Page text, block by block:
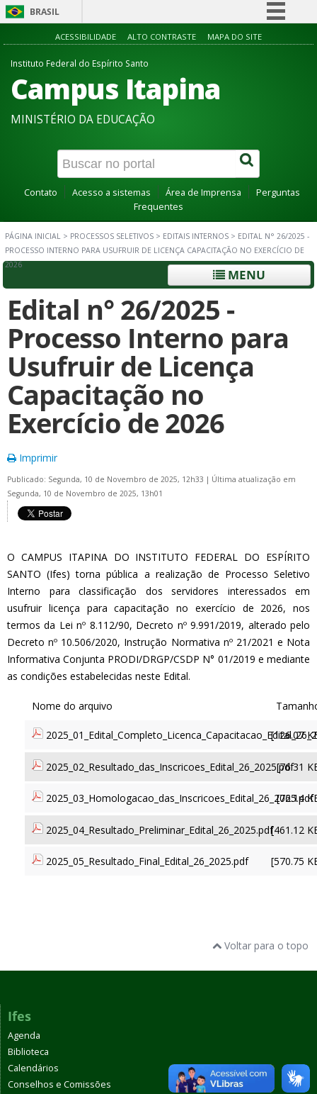
BRASIL
Simplifique!
Acesso à informação
Canais
ACESSIBILIDADE ALTO CONTRASTE MAPA DO SITE
Instituto Federal do Espírito Santo
Campus Itapina
MINISTÉRIO DA EDUCAÇÃO
Contato Acesso a sistemas Área de Imprensa
Perguntas
Frequentes
PÁGINA INICIAL > PROCESSOS SELETIVOS > EDITAIS INTERNOS > EDITAL N° 26/2025 -
PROCESSO INTERNO PARA USUFRUIR DE LICENÇA CAPACITAÇÃO NO EXERCÍCIO DE
2026
MENU
Edital n° 26/2025 -
Processo Interno para
Usufruir de Licença
Capacitação no
Exercício de 2026
Imprimir
Publicado: Segunda, 10 de Novembro de 2025, 12h33 | Última atualização em
Segunda, 10 de Novembro de 2025, 13h01
O CAMPUS ITAPINA DO INSTITUTO FEDERAL DO ESPÍRITO
SANTO (Ifes) torna pública a realização de Processo Seletivo
Interno para classificação dos servidores interessados em
usufruir licença para capacitação no exercício de 2026, nos
termos da Lei nº 8.112/90, Decreto nº 9.991/2019, alterado pelo
Decreto nº 10.506/2020, Instrução Normativa nº 21/2021 e Nota
Informativa Conjunta PRODI/DRGP/CSDP N° 01/2019 e mediante
as condições estabelecidas neste Edital.
[126.07
2025_02_Resultado_das_Inscricoes_Edital_26_2025.pdf
[76.31
2025_03_Homologacao_das_Inscricoes_Edital_26_2025.pdf
[76.14
2025_04_Resultado_Preliminar_Edital_26_2025.pdf[461.12
2025_05_Resultado_Final_Edital_26_2025.pdf [570.75
Voltar para o topo
Ifes
Agenda
Biblioteca
Calendários
Conselhos e Comissões